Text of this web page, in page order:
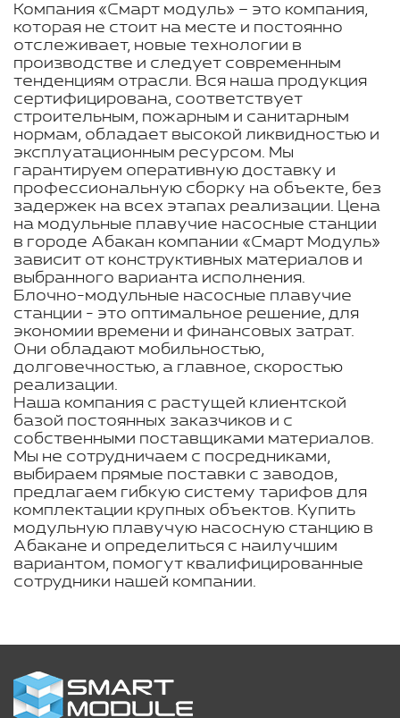
Компания «Смарт модуль» – это компания,
которая не стоит на месте и постоянно
отслеживает, новые технологии в
производстве и следует современным
тенденциям отрасли. Вся наша продукция
сертифицирована, соответствует
строительным, пожарным и санитарным
нормам, обладает высокой ликвидностью и
эксплуатационным ресурсом. Мы
гарантируем оперативную доставку и
профессиональную сборку на объекте, без
задержек на всех этапах реализации. Цена
на модульные плавучие насосные станции
в городе Абакан компании «Смарт Модуль»
зависит от конструктивных материалов и
выбранного варианта исполнения.
Блочно-модульные насосные плавучие
станции - это оптимальное решение, для
экономии времени и финансовых затрат.
Они обладают мобильностью,
долговечностью, а главное, скоростью
реализации.
Наша компания с растущей клиентской
базой постоянных заказчиков и с
собственными поставщиками материалов.
Мы не сотрудничаем с посредниками,
выбираем прямые поставки с заводов,
предлагаем гибкую систему тарифов для
комплектации крупных объектов. Купить
модульную плавучую насосную станцию в
Абакане и определиться с наилучшим
вариантом, помогут квалифицированные
сотрудники нашей компании.